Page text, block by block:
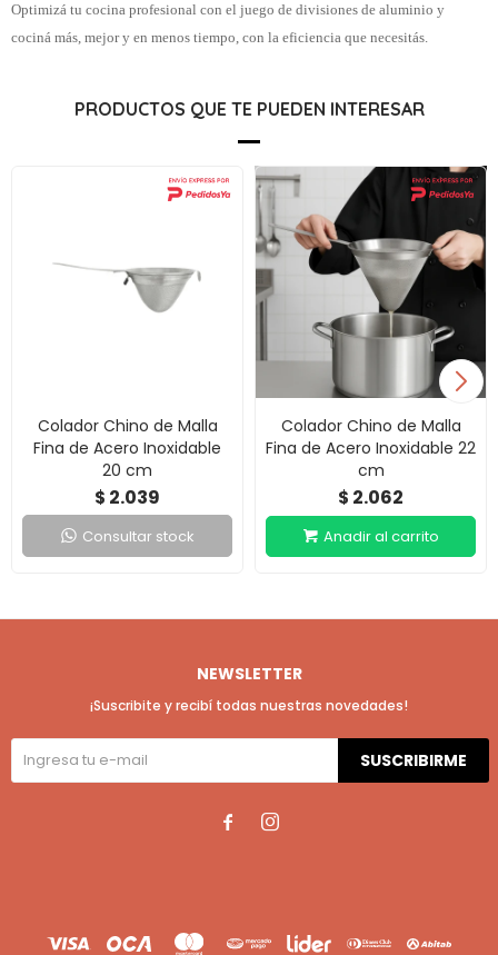
Optimizá tu cocina profesional con el juego de divisiones de aluminio y
cociná más, mejor y en menos tiempo, con la eficiencia que necesitás.
PRODUCTOS QUE TE PUEDEN INTERESAR
Colador Chino de Malla
Fina de Acero Inoxidable
20 cm
$ 2.039
Consultar stock
Colador Chino de Malla
Fina de Acero Inoxidable 22
cm
$ 2.062
NEWSLETTER
¡Suscribite y recibí todas nuestras novedades!
SUSCRIBIRME
 